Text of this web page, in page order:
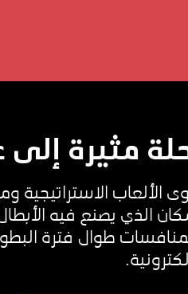
مثيرة إلى
الألعاب الاستراتيجية
الذي يصنع فيه
طوال فترة